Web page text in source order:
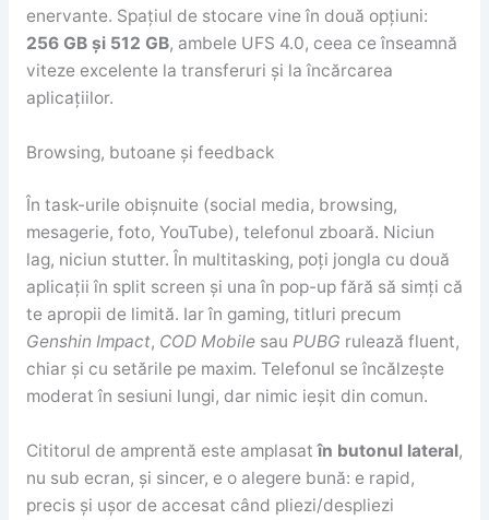
enervante. Spațiul de stocare vine în două opțiuni:
256 GB și 512 GB, ambele UFS 4.0, ceea ce înseamnă
viteze excelente la transferuri și la încărcarea
aplicațiilor.
Browsing, butoane și feedback
În task-urile obișnuite (social media, browsing,
mesagerie, foto, YouTube), telefonul zboară. Niciun
lag, niciun stutter. În multitasking, poți jongla cu două
aplicații în split screen și una în pop-up fără să simți că
te apropii de limită. Iar în gaming, titluri precum
Genshin Impact, COD Mobilesau PUBG rulează fluent,
chiar și cu setările pe maxim. Telefonul se încălzește
moderat în sesiuni lungi, dar nimic ieșit din comun.
Cititorul de amprentă este amplasatîn butonul lateral,
nu sub ecran, și sincer, e o alegere bună: e rapid,
precis și ușor de accesat când pliezi/despliezi